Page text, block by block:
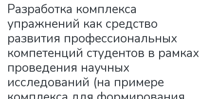
Разработка комплекса
упражнений как средство
развития профессиональных
компетенций студентов в рамках
проведения научных
исследований (на примере